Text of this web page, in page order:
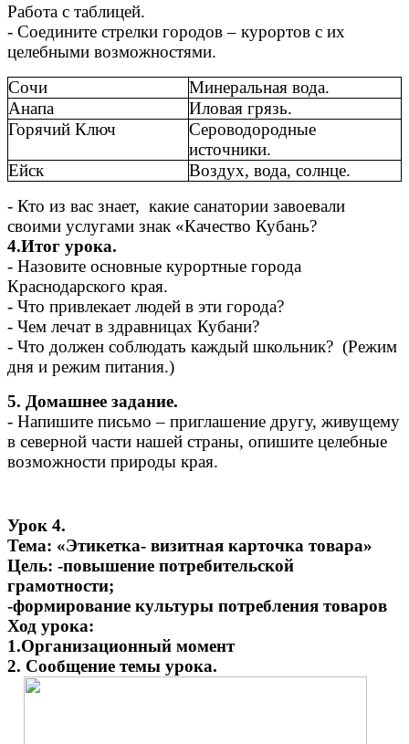
Работа с таблицей.
- Соедините стрелки городов – курортов с их
целебными возможностями.
Сочи
Минеральная вода.
Анапа
Иловая грязь.
Горячий Ключ
Сероводородные
источники.
Ейск
Воздух, вода, солнце.
- Кто из вас знает, какие санатории завоевали
своими услугами знак «Качество Кубань?
4.Итог урока.
- Назовите основные курортные города
Краснодарского края.
- Что привлекает людей в эти города?
- Чем лечат в здравницах Кубани?
- Что должен соблюдать каждый школьник? (Режим
дня и режим питания.)
5. Домашнее задание.
- Напишите письмо – приглашение другу, живущему
в северной части нашей страны, опишите целебные
возможности природы края.
Урок 4.
Тема: «Этикетка- визитная карточка товара»
Цель: -повышение потребительской
грамотности;
-формирование культуры потребления товаров
Ход урока:
1.Организационный момент
2. Сообщение темы урока.